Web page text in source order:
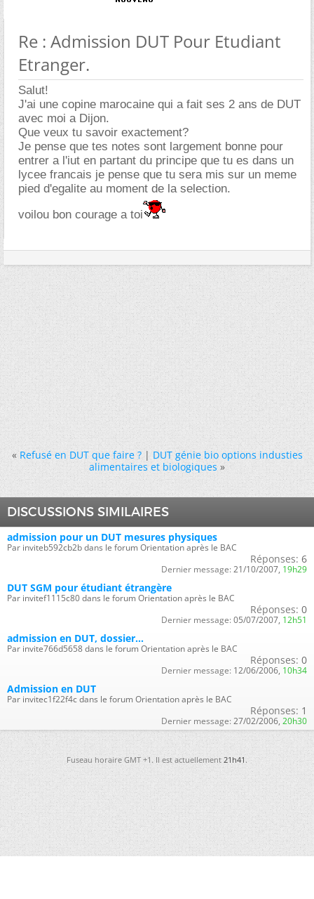
Re : Admission DUT Pour Etudiant
Etranger.
Salut!
J'ai une copine marocaine qui a fait ses 2 ans de DUT
avec moi a Dijon.
Que veux tu savoir exactement?
Je pense que tes notes sont largement bonne pour
entrer a l'iut en partant du principe que tu es dans un
lycee francais je pense que tu sera mis sur un meme
pied d'egalite au moment de la selection.
voilou bon courage a toi
« Refusé en DUT que faire ?|DUT génie bio options industies
alimentaires et biologiques »
DISCUSSIONS SIMILAIRES
admission pour un DUT mesures physiques
Par inviteb592cb2b dans le forum Orientation après le BAC
Réponses: 6
Dernier message: 21/10/2007, 19h29
DUT SGM pour étudiant étrangère
Par invitef1115c80 dans le forum Orientation après le BAC
Réponses: 0
Dernier message: 05/07/2007, 12h51
admission en DUT, dossier...
Par invite766d5658 dans le forum Orientation après le BAC
Réponses: 0
Dernier message: 12/06/2006, 10h34
Admission en DUT
Par invitec1f22f4c dans le forum Orientation après le BAC
Réponses: 1
Dernier message: 27/02/2006, 20h30
Fuseau horaire GMT +1. Il est actuellement21h41.